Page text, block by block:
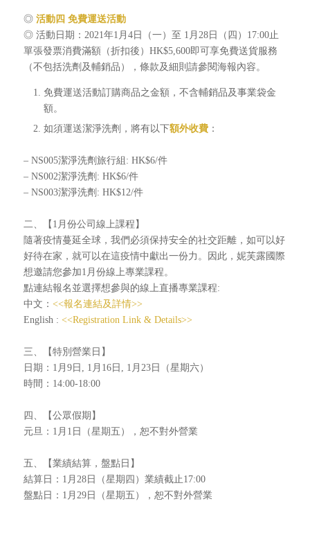
◎ 活動四 免費運送活動
◎ 活動日期：2021年1月4日（一）至 1月28日（四）17:00止
單張發票消費滿額（折扣後）HK$5,600即可享免費送貨服務
（不包括洗劑及輔銷品），條款及細則請參閱海報內容。
免費運送活動訂購商品之金額，不含輔銷品及事業袋金
額。
如須運送潔淨洗劑，將有以下額外收費：
– NS005潔淨洗劑旅行組: HK$6/件
– NS002潔淨洗劑: HK$6/件
– NS003潔淨洗劑: HK$12/件
二、【1月份公司線上課程】
隨著疫情蔓延全球，我們必須保持安全的社交距離，如可以好
好待在家，就可以在這疫情中獻出一份力。因此，妮芙露國際
想邀請您參加1月份線上專業課程。
點連結報名並選擇想參與的線上直播專業課程:
中文： <<報名連結及詳情>>
English : <<Registration Link & Details>>
三、【特別營業日】
日期：1月9日, 1月16日, 1月23日（星期六）
時間：14:00-18:00
四、【公眾假期】
元旦：1月1日（星期五），恕不對外營業
五、【業績結算，盤點日】
結算日：1月28日（星期四）業績截止17:00
盤點日：1月29日（星期五），恕不對外營業